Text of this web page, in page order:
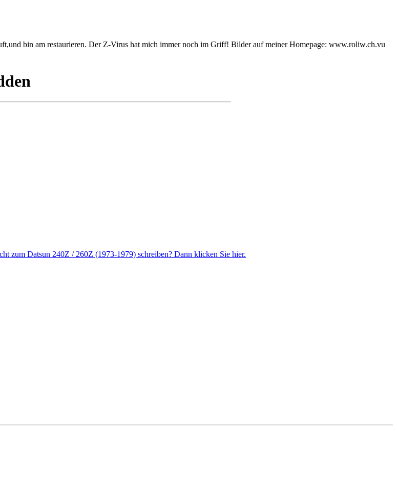
bin am restaurieren. Der Z-Virus hat mich immer noch im Griff! Bilder auf meiner Homepage: www.roliw.ch.vu
zum Datsun 240Z / 260Z (1973-1979) schreiben? Dann klicken Sie hier.